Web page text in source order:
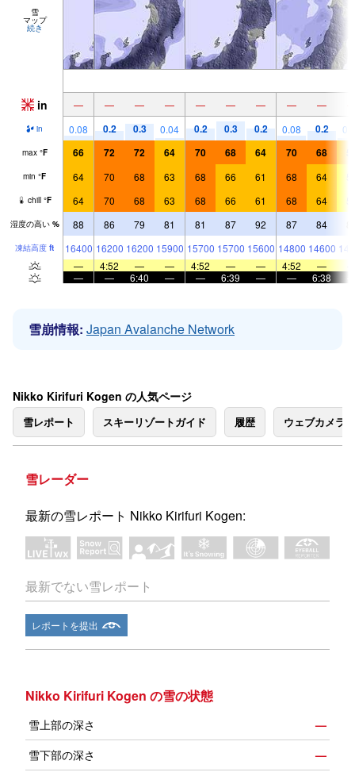
雪
マップ
続き
in — — — — — — — — —
in 0.08 0.2 0.3 0.04 0.2 0.3 0.2 0.08 0.2
max °F 66 72 72 64 70 68 64 70 68
min °F 64 70 68 63 68 66 61 68 64
chill °F 64 70 68 63 68 66 61 68 64
湿度の高い % 88 86 79 81 81 87 92 87 84
凍結高度 ft 16400 16200 16200 15900 15700 15700 15600 14800 14600
—
4:52 — — 4:52 — — 4:52 —
—
— 6:40 — — 6:39 — — 6:38
雪崩情報: Japan Avalanche Network
Nikko Kirifuri Kogen の人気ページ
雪レポート スキーリゾートガイド 履歴 ウェブカメラ
雪レーダー
最新の雪レポート Nikko Kirifuri Kogen:
最新でない雪レポート
レポートを提出
Nikko Kirifuri Kogen の雪の状態
雪上部の深さ
—
雪下部の深さ
—